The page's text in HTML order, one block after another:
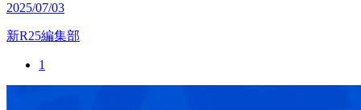
2025/07/03
新R25編集部
1